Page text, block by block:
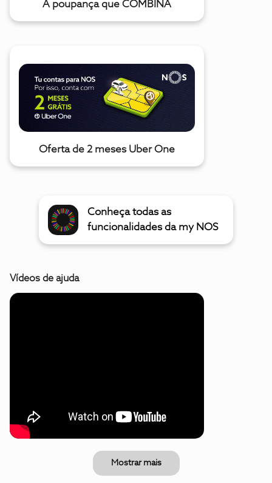
A poupança que COMBINA
Oferta de 2 meses Uber One
Conheça todas as
funcionalidades da my NOS
Vídeos de ajuda
Mostrar mais